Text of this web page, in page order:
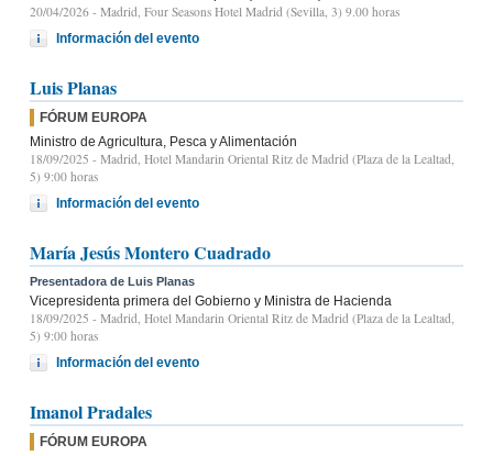
20/04/2026 - Madrid, Four Seasons Hotel Madrid (Sevilla, 3) 9.00 horas
Información del evento
Luis Planas
FÓRUM EUROPA
Ministro de Agricultura, Pesca y Alimentación
18/09/2025 - Madrid, Hotel Mandarin Oriental Ritz de Madrid (Plaza de la Lealtad,
5) 9:00 horas
Información del evento
María Jesús Montero Cuadrado
Presentadora de Luis Planas
Vicepresidenta primera del Gobierno y Ministra de Hacienda
18/09/2025 - Madrid, Hotel Mandarin Oriental Ritz de Madrid (Plaza de la Lealtad,
5) 9:00 horas
Información del evento
Imanol Pradales
FÓRUM EUROPA